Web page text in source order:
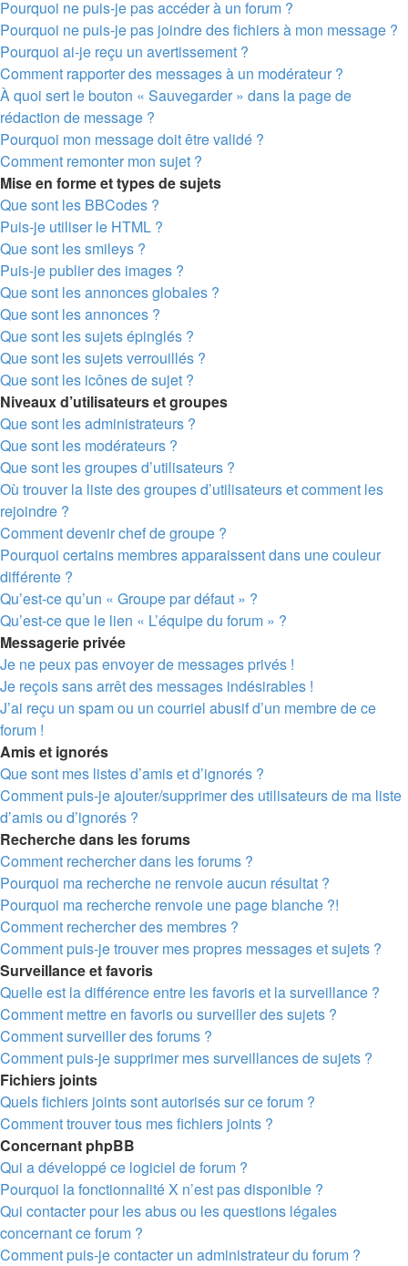
Pourquoi ne puis-je pas accéder à un forum ?
Pourquoi ne puis-je pas joindre des fichiers à mon message ?
Pourquoi ai-je reçu un avertissement ?
Comment rapporter des messages à un modérateur ?
À quoi sert le bouton « Sauvegarder » dans la page de
rédaction de message ?
Pourquoi mon message doit être validé ?
Comment remonter mon sujet ?
Mise en forme et types de sujets
Que sont les BBCodes ?
Puis-je utiliser le HTML ?
Que sont les smileys ?
Puis-je publier des images ?
Que sont les annonces globales ?
Que sont les annonces ?
Que sont les sujets épinglés ?
Que sont les sujets verrouillés ?
Que sont les icônes de sujet ?
Niveaux d’utilisateurs et groupes
Que sont les administrateurs ?
Que sont les modérateurs ?
Que sont les groupes d’utilisateurs ?
Où trouver la liste des groupes d’utilisateurs et comment les
rejoindre ?
Comment devenir chef de groupe ?
Pourquoi certains membres apparaissent dans une couleur
différente ?
Qu’est-ce qu’un « Groupe par défaut » ?
Qu’est-ce que le lien « L’équipe du forum » ?
Messagerie privée
Je ne peux pas envoyer de messages privés !
Je reçois sans arrêt des messages indésirables !
J’ai reçu un spam ou un courriel abusif d’un membre de ce
forum !
Amis et ignorés
Que sont mes listes d’amis et d’ignorés ?
Comment puis-je ajouter/supprimer des utilisateurs de ma liste
d’amis ou d’ignorés ?
Recherche dans les forums
Comment rechercher dans les forums ?
Pourquoi ma recherche ne renvoie aucun résultat ?
Pourquoi ma recherche renvoie une page blanche ?!
Comment rechercher des membres ?
Comment puis-je trouver mes propres messages et sujets ?
Surveillance et favoris
Quelle est la différence entre les favoris et la surveillance ?
Comment mettre en favoris ou surveiller des sujets ?
Comment surveiller des forums ?
Comment puis-je supprimer mes surveillances de sujets ?
Fichiers joints
Quels fichiers joints sont autorisés sur ce forum ?
Comment trouver tous mes fichiers joints ?
Concernant phpBB
Qui a développé ce logiciel de forum ?
Pourquoi la fonctionnalité X n’est pas disponible ?
Qui contacter pour les abus ou les questions légales
concernant ce forum ?
Comment puis-je contacter un administrateur du forum ?